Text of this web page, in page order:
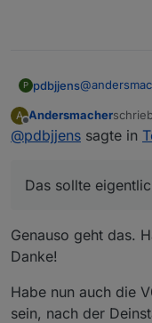
P pdbjjens@
wie
Das sollte
unter Tab
Rand auf das
installieren)
A
Offline
Andersmacher
@pdbjjens sagte in
Das sollte
Genauso geht das.
Danke!
Habe nun auch die
sein, nach der